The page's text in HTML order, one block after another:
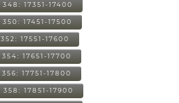
348: 17351-17400
350: 17451-17500
352: 17551-17600
354: 17651-17700
356: 17751-17800
358: 17851-17900